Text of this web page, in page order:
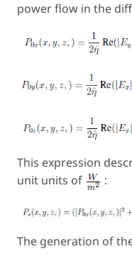
power flow in the
This expression
unit units of
:
The generation of